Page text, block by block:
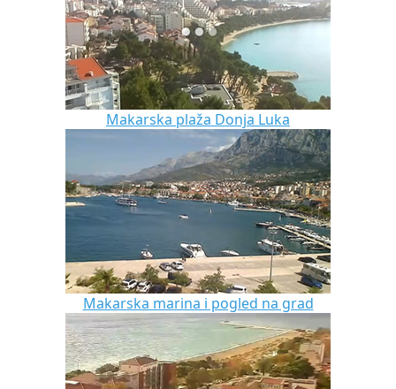
Makarska plaža Donja Luka
Makarska marina i pogled na grad